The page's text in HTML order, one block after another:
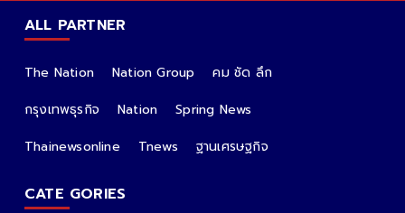
ALL PARTNER
The Nation Nation Group
คม ชัด ลึก
กรุงเทพธุรกิจ
Nation
Spring News
Thainewsonline
Tnews ฐานเศรษฐกิจ
CATE GORIES